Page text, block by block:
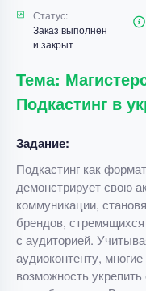
Статус:
Заказ выполнен
и закрыт
Тема:
Подкастинг в
Задание:
Подкастинг как
демонстрирует свою
коммуникации,
брендов,
с аудиторией.
аудиоконтенту,
возможность